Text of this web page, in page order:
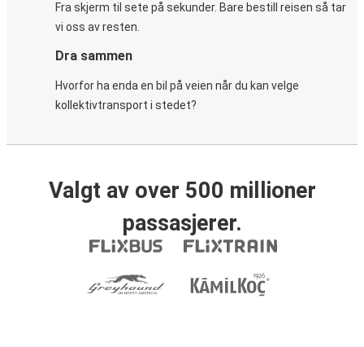
Fra skjerm til sete på sekunder. Bare bestill reisen så tar
vi oss av resten.
Dra sammen
Hvorfor ha enda en bil på veien når du kan velge
kollektivtransport i stedet?
Valgt av over 500 millioner
passasjerer.